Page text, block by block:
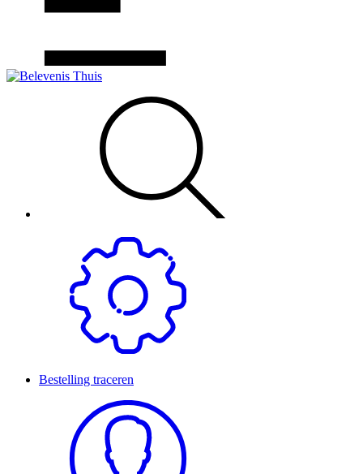
Bestelling traceren